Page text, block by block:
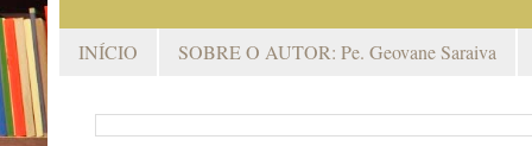
INÍCIO SOBRE O AUTOR: Pe. Geovane Saraiva